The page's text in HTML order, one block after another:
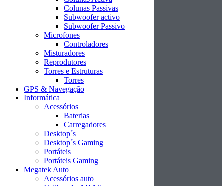
Colunas Passivas
Subwoofer activo
Subwoofer Passivo
Microfones
Controladores
Misturadores
Reprodutores
Torres e Estruturas
Torres
GPS & Navegação
Informática
Acessórios
Baterias
Carregadores
Desktop´s
Desktop´s Gaming
Portáteis
Portáteis Gaming
Megatek Auto
Acessórios auto